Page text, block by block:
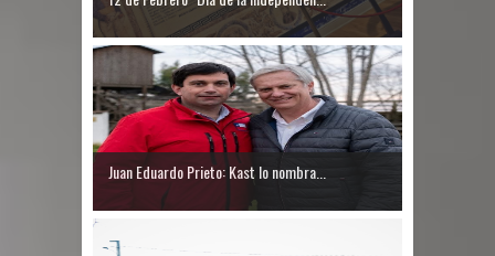
Juan Eduardo Prieto: Kast lo nombra...